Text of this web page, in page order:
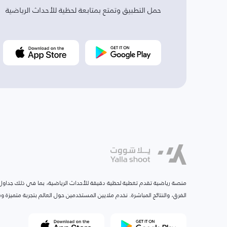
حمل التطبيق وتمتع بمتابعة لحظية للأحداث الرياضية
منصة رياضية تقدم تغطية لحظية دقيقة للأحداث الرياضية، بما في ذلك جداول
الفرق، والنتائج المباشرة. نخدم ملايين المستخدمين حول العالم بتجربة